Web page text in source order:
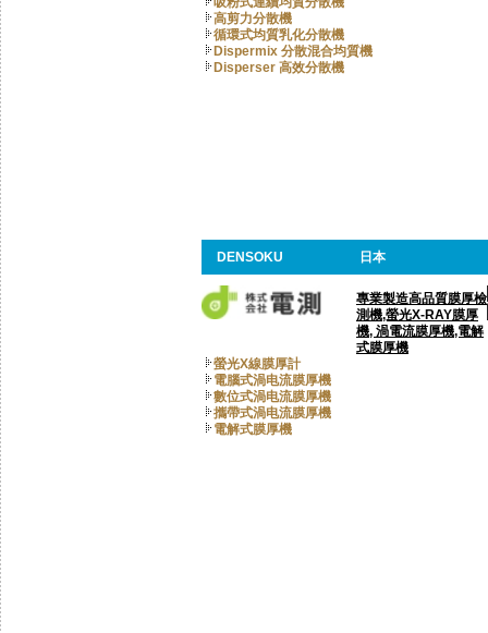
高剪力分散機
循環式均質乳化分散機
Dispermix 分散混合均質機
Disperser 高效分散機
DENSOKU 日本
專業製造高品質膜厚檢
測機,螢光X-RAY膜厚
機, 渦電流膜厚機,電解
式膜厚機
螢光X線膜厚計
電腦式渦电流膜厚機
數位式渦电流膜厚機
攜帶式渦电流膜厚機
電解式膜厚機